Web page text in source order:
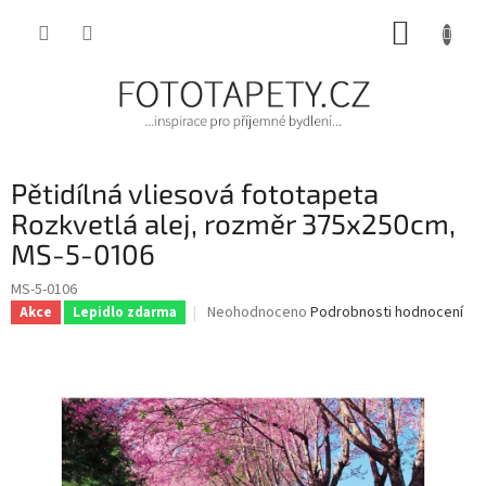
Pětidílná vliesová fototapeta
Rozkvetlá alej, rozměr 375x250cm,
MS-5-0106
MS-5-0106
Akce Lepidlo zdarma
Průměrné
0,0
z
5
hvězdiček.
Neohodnoceno Podrobnosti hodnocení